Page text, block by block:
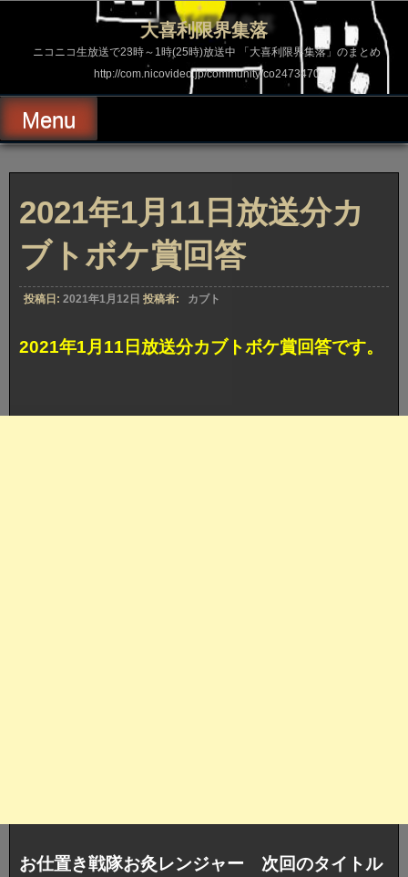
ス
ッ
プ
大喜利限界集落
ニコニコ生放送で23時～1時(25時)放送中 「大喜利限界集落」のまとめ
http://com.nicovideo.jp/community/co2473470
Menu
2021年1月11日放送分カ
ブトボケ賞回答
投稿日: 2021年1月12日 投稿者: カブト
2021年1月11日放送分カブトボケ賞回答です。
お仕置き戦隊お灸レンジャー 次回のタイトル